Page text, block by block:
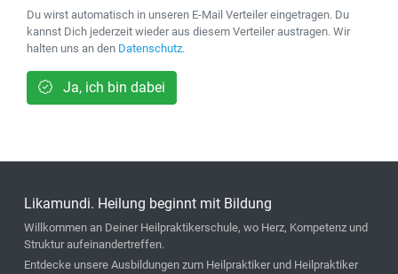
Du wirst automatisch in unseren E-Mail Verteiler eingetragen. Du
kannst Dich jederzeit wieder aus diesem Verteiler austragen. Wir
halten uns an den Datenschutz.
Ja, ich bin dabei
Likamundi. Heilung beginnt mit Bildung
Willkommen an Deiner Heilpraktikerschule, wo Herz, Kompetenz und
Struktur aufeinandertreffen.
Entdecke unsere Ausbildungen zum Heilpraktiker und Heilpraktiker